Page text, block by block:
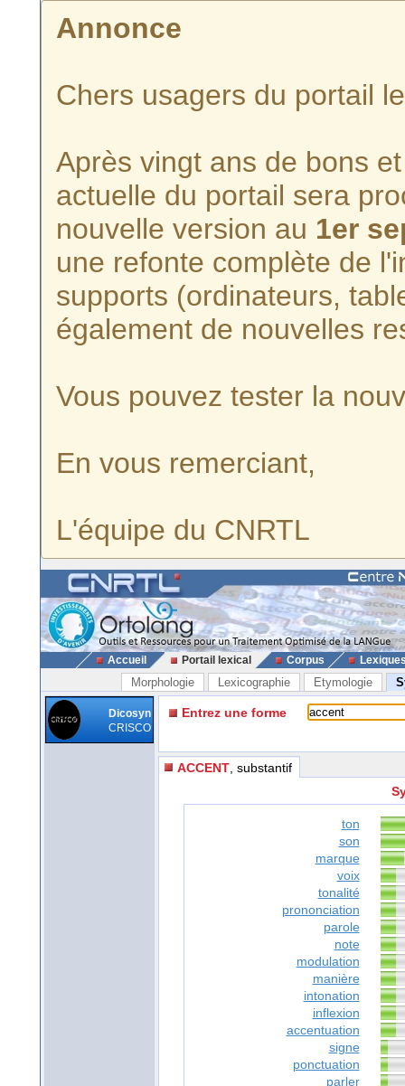
Annonce
Chers usagers du portail
Après vingt ans de bons
actuelle du portail sera
nouvelle version au 1er
une refonte complète de
supports (ordinateurs,
également de nouvelles
Vous pouvez tester la
En vous remerciant,
L'équipe du CNRTL
Accueil Portail lexical Corpus
Morphologie Lexicographie Etymologie
Dicosyn
CRISCO
Entrez une forme
ACCENT , substantif
ton
son
marque
voix
tonalité
prononciation
parole
note
modulation
manière
intonation
inflexion
accentuation
signe
ponctuation
parler